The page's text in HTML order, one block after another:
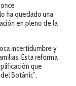
ha quedado una
en pleno de la
incertidumbre y
Esta reforma
que
Botànic”.